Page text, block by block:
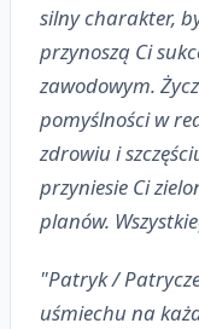
silny charakter,
przynoszą Ci
zawodowym.
pomyślności w
zdrowiu i
przyniesie Ci
planów.
"Patryk /
uśmiechu na